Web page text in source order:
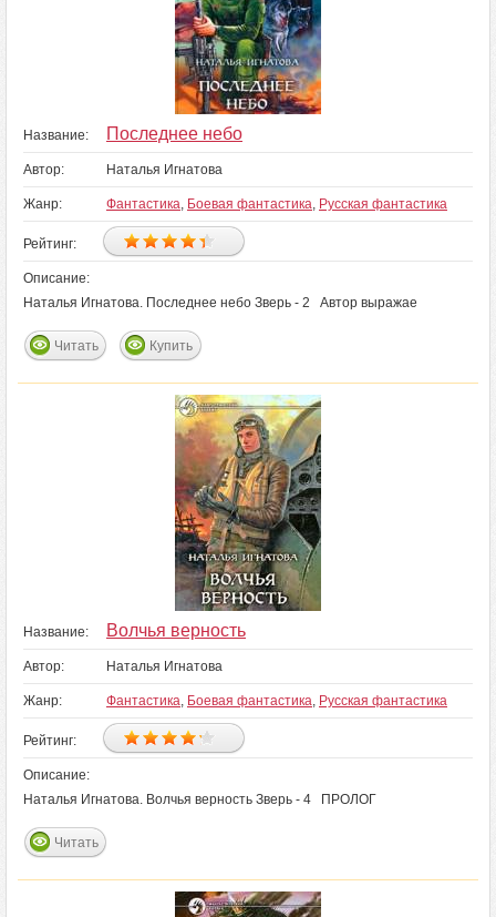
Название: Последнее небо
Автор: Наталья Игнатова
Жанр: Фантастика, Боевая фантастика, Русская фантастика
Рейтинг:
Описание:
Наталья Игнатова. Последнее небо Зверь - 2 Автор выражае
Читать Купить
Название: Волчья верность
Автор: Наталья Игнатова
Жанр: Фантастика, Боевая фантастика, Русская фантастика
Рейтинг:
Описание:
Наталья Игнатова. Волчья верность Зверь - 4 ПРОЛОГ
Читать